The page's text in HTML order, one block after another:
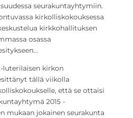
seurakuntayhtymiin.
kirkolliskokouksessa
kirkkohallituksen
osassa
luterilaisen kirkon
tällä viikolla
että se ottaisi
2015 -
mukaan jokainen seurakunta